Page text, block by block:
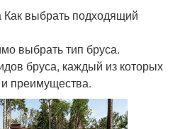
выбрать подходящий
выбрать тип бруса.
бруса, каждый из которых
преимущества.